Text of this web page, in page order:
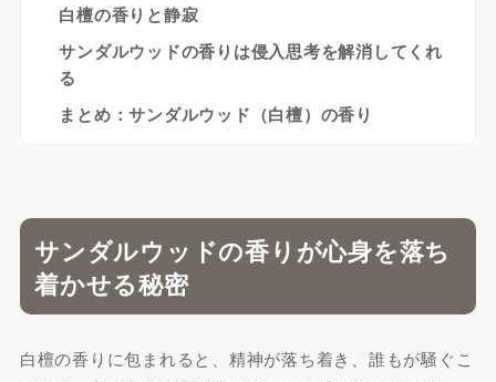
白檀の香りと静寂
サンダルウッドの香りは侵入思考を解消してくれ
る
まとめ：サンダルウッド（白檀）の香り
サンダルウッドの香りが心身を落ち
着かせる秘密
白檀の香りに包まれると、精神が落ち着き、誰もが騒ぐこ